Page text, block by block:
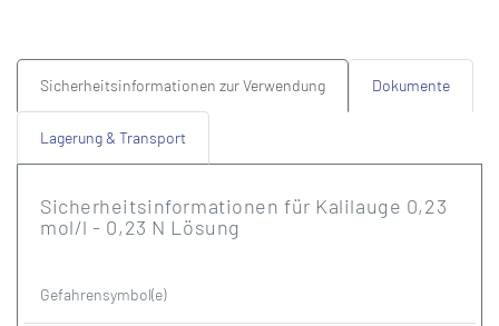
Sicherheitsinformationen zur Verwendung Dokumente
Lagerung & Transport
Sicherheitsinformationen für Kalilauge 0,23
mol/l - 0,23 N Lösung
Gefahrensymbol(e)